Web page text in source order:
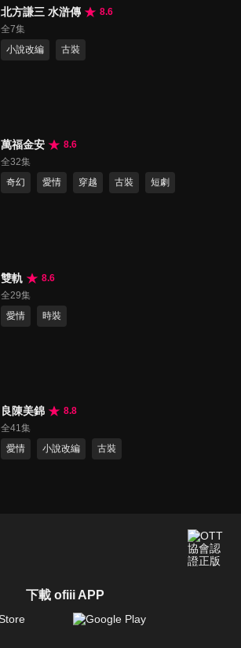
北方謙三 水滸傳
8.6
全7集
小說改編
古裝
萬福金安
8.6
全32集
奇幻
愛情 穿越 古裝 短劇
雙軌
8.6
全29集
愛情
時裝
良陳美錦
8.8
全41集
愛情
小說改編 古裝
下載 ofiii APP